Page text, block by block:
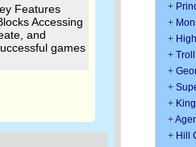
Features
Accessing
and
games
+
+
+
+ Troll
+
+
+
+
+ Hill